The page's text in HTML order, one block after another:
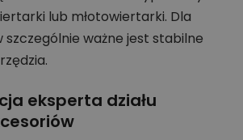
lub młotowiertarki. Dla
szczególnie ważne jest stabilne
eksperta działu